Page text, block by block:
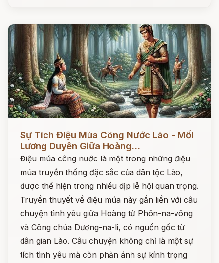
Sự Tích Điệu Múa Công Nước Lào - Mối
Lương Duyên Giữa Hoàng...
Điệu múa công nước là một trong những điệu
múa truyền thống đặc sắc của dân tộc Lào,
được thể hiện trong nhiều dịp lễ hội quan trọng.
Truyền thuyết về điệu múa này gắn liền với câu
chuyện tình yêu giữa Hoàng tử Phôn-na-vông
và Công chúa Dương-na-li, có nguồn gốc từ
dân gian Lào. Câu chuyện không chỉ là một sự
tích tình yêu mà còn phản ánh sự kính trọng